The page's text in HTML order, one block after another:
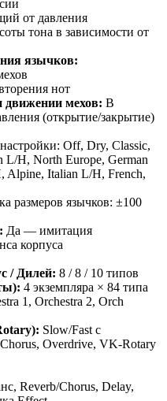
от давления
тона в зависимости от
язычков:
нот
движении мехов: В
(открытие/закрытие)
Off, Dry, Classic,
L/H, North Europe, German
Italian L/H, French,
размеров язычков: ±100
Да — имитация
корпуса
/ Дилей: 8 / 8 / 10 типов
4 экземпляра × 84 типа
1, Orchestra 2, Orch
Slow/Fast с
Overdrive, VK-Rotary
Reverb/Chorus, Delay,